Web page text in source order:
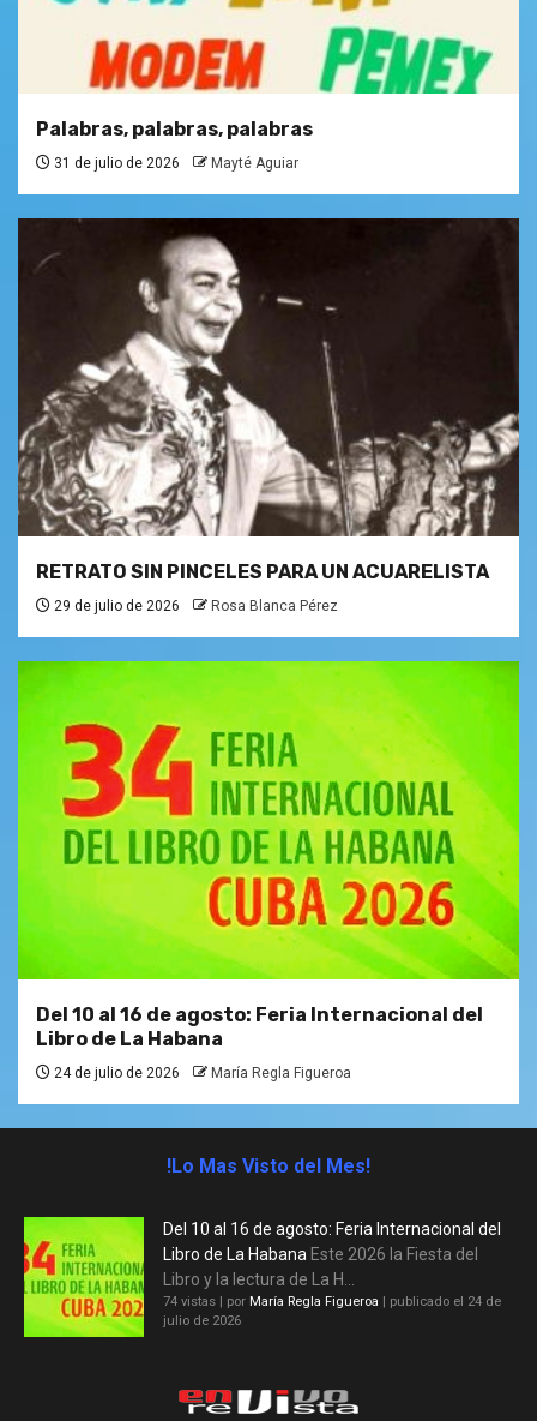
Palabras, palabras, palabras
31 de julio de 2026 Mayté Aguiar
RETRATO SIN PINCELES PARA UN ACUARELISTA
29 de julio de 2026 Rosa Blanca Pérez
Del 10 al 16 de agosto: Feria Internacional del
Libro de La Habana
24 de julio de 2026 María Regla Figueroa
!Lo Mas Visto del Mes!
Del 10 al 16 de agosto: Feria Internacional del
Libro de La Habana Este 2026 la Fiesta del
Libro y la lectura de La H...
74 vistas | por María Regla Figueroa | publicado el 24 de
julio de 2026